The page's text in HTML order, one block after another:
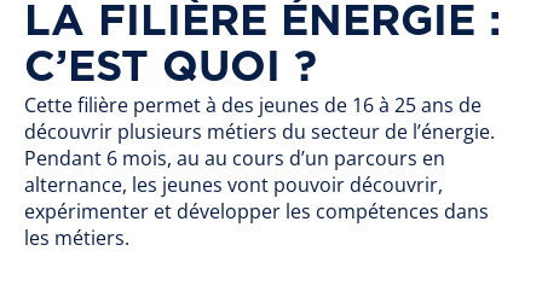
LA FILIÈRE ÉNERGIE :
C’EST QUOI ?
Cette filière permet à des jeunes de 16 à 25 ans de
découvrir plusieurs métiers du secteur de l’énergie.
Pendant 6 mois, au au cours d’un parcours en
alternance, les jeunes vont pouvoir découvrir,
expérimenter et développer les compétences dans
les métiers.